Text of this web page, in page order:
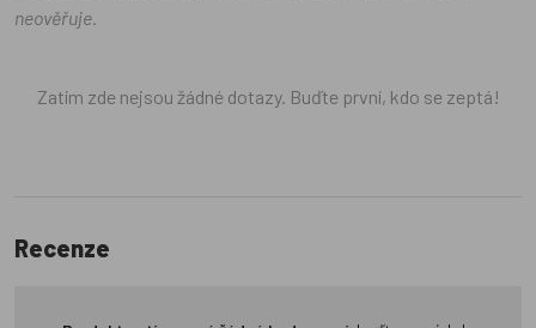
neověřuje.
Zatím zde nejsou žádné dotazy. Buďte první, kdo se zeptá!
Recenze